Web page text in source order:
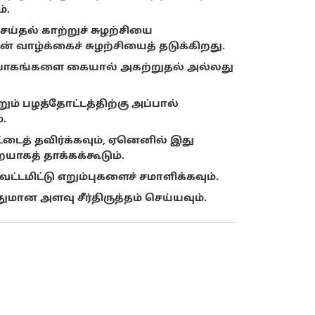
காற்றுச் சுழற்சியை
வாழ்க்கைச் சுழற்சியைத் தடுக்கிறது.
கையால் அகற்றுதல் அல்லது
பழத்தோட்டத்திற்கு அப்பால்
தவிர்க்கவும், ஏனெனில் இது
தாக்கக்கூடும்.
எறும்புகளைச் சமாளிக்கவும்.
அளவு சீர்திருத்தம் செய்யவும்.